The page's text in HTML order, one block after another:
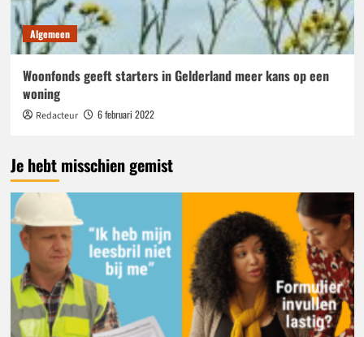
Algemeen
Woonfonds geeft starters in Gelderland meer kans op een
woning
Redacteur 6 februari 2022
Je hebt misschien gemist